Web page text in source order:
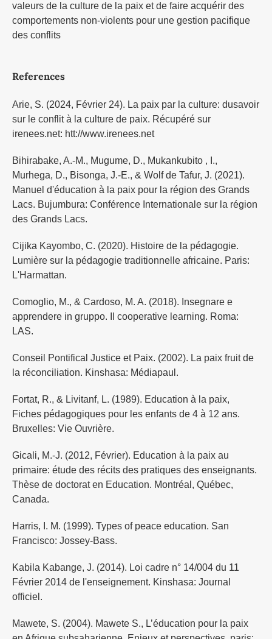
valeurs de la culture de la paix et de faire acquérir des
comportements non-violents pour une gestion pacifique
des conflits
References
Arie, S. (2024, Février 24). La paix par la culture: dusavoir
sur le conflit à la culture de paix. Récupéré sur
irenees.net: htt://www.irenees.net
Bihirabake, A.-M., Mugume, D., Mukankubito , I.,
Murhega, D., Bisonga, J.-E., & Wolf de Tafur, J. (2021).
Manuel d'éducation à la paix pour la région des Grands
Lacs. Bujumbura: Conférence Internationale sur la région
des Grands Lacs.
Cijika Kayombo, C. (2020). Histoire de la pédagogie.
Lumière sur la pédagogie traditionnelle africaine. Paris:
L'Harmattan.
Comoglio, M., & Cardoso, M. A. (2018). Insegnare e
apprendere in gruppo. Il cooperative learning. Roma:
LAS.
Conseil Pontifical Justice et Paix. (2002). La paix fruit de
la réconciliation. Kinshasa: Médiapaul.
Fortat, R., & Livitanf, L. (1989). Education à la paix,
Fiches pédagogiques pour les enfants de 4 à 12 ans.
Bruxelles: Vie Ouvrière.
Gicali, M.-J. (2012, Février). Education à la paix au
primaire: étude des récits des pratiques des enseignants.
Thèse de doctorat en Education. Montréal, Québec,
Canada.
Harris, I. M. (1999). Types of peace education. San
Francisco: Jossey-Bass.
Kabila Kabange, J. (2014). Loi cadre n° 14/004 du 11
Février 2014 de l'enseignement. Kinshasa: Journal
officiel.
Mawete, S. (2004). Mawete S., L’éducation pour la paix